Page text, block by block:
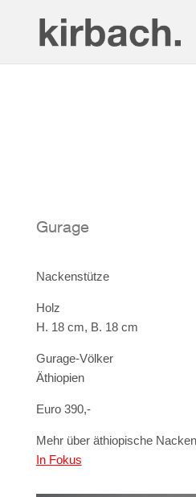
Gurage
Nackenstütze
Holz
H. 18 cm, B. 18 cm
Gurage-Völker
Äthiopien
Euro 390,-
Mehr über äthiopische
In Fokus